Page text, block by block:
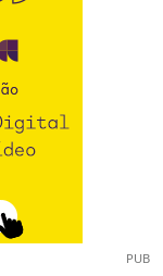
PUB